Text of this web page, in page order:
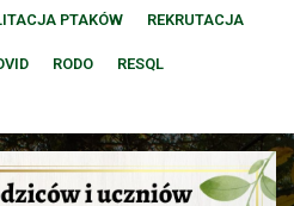
PTAKÓW REKRUTACJA
RODO RESQL